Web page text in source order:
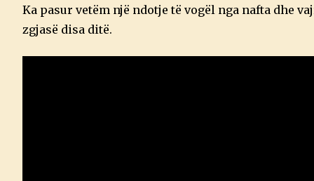
Ka pasur vetëm një ndotje të vogël nga nafta dhe
zgjasë disa ditë.